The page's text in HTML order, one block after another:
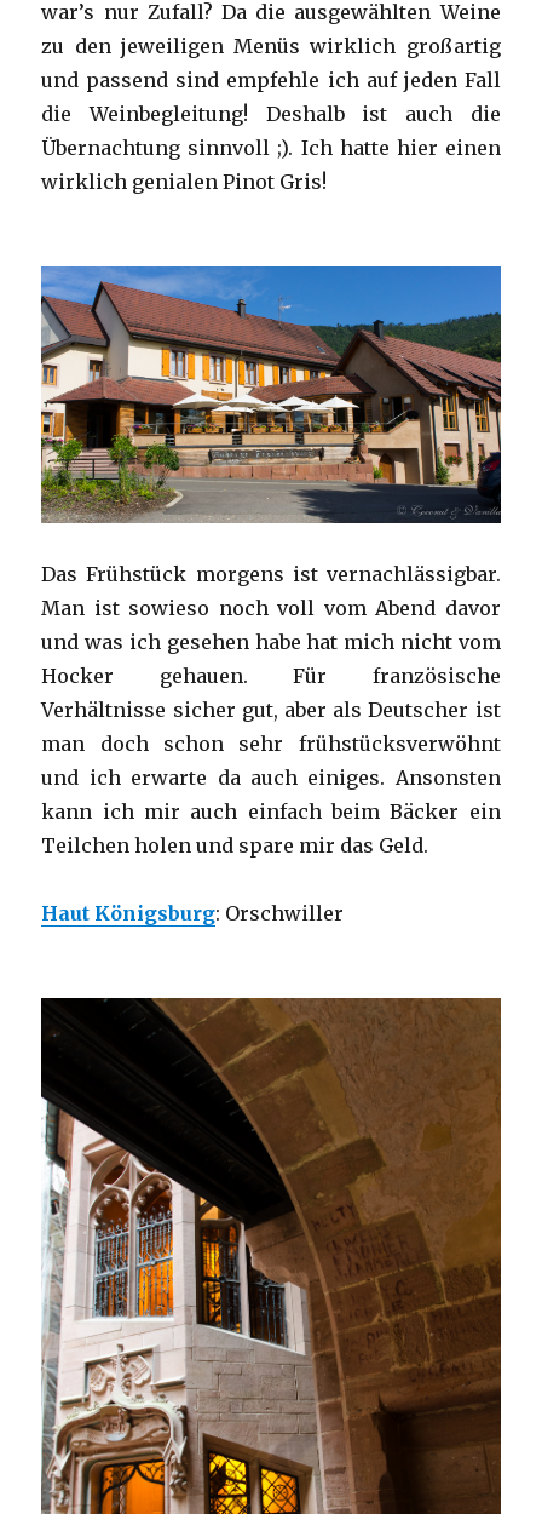
war’s nur Zufall? Da die ausgewählten Weine
zu den jeweiligen Menüs wirklich großartig
und passend sind empfehle ich auf jeden Fall
die Weinbegleitung! Deshalb ist auch die
Übernachtung sinnvoll ;). Ich hatte hier einen
wirklich genialen Pinot Gris!
Das Frühstück morgens ist vernachlässigbar.
Man ist sowieso noch voll vom Abend davor
und was ich gesehen habe hat mich nicht vom
Hocker gehauen. Für französische
Verhältnisse sicher gut, aber als Deutscher ist
man doch schon sehr frühstücksverwöhnt
und ich erwarte da auch einiges. Ansonsten
kann ich mir auch einfach beim Bäcker ein
Teilchen holen und spare mir das Geld.
Haut Königsburg: Orschwiller